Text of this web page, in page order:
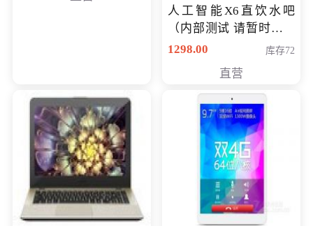
人工智能X6直饮水吧
（内部测试 请暂时不要
购买）
1298.00 库存72
直营